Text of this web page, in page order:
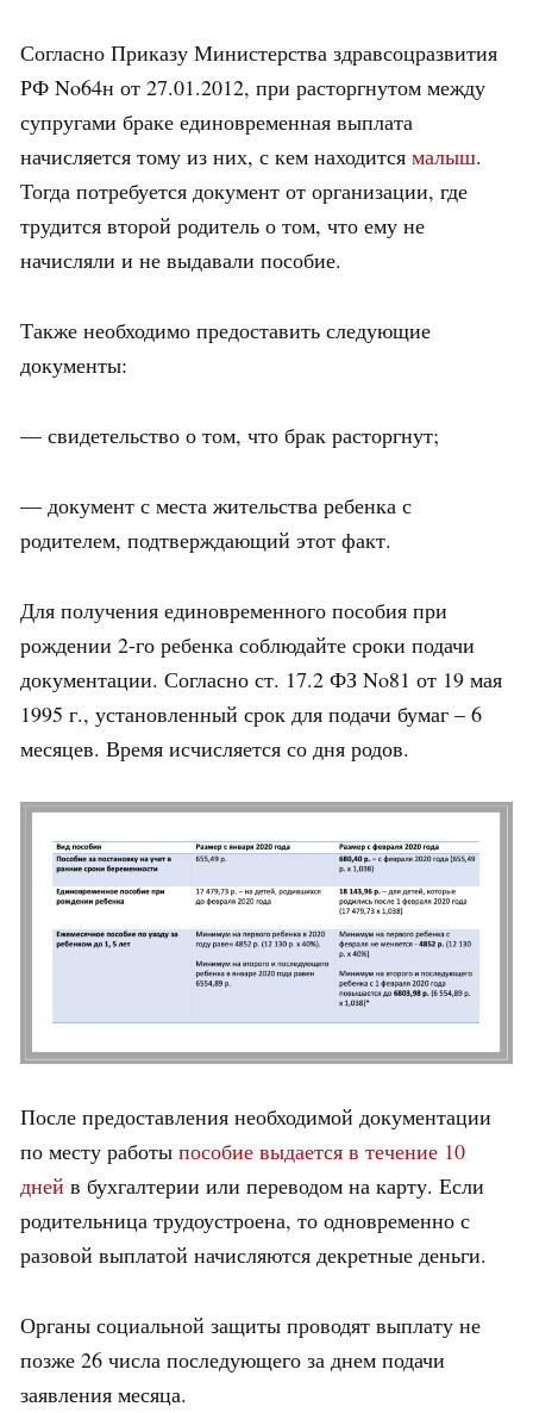
Согласно Приказу Министерства здравсоцразвития
РФ No64н от 27.01.2012, при расторгнутом между
супругами браке единовременная выплата
начисляется тому из них, с кем находится малыш.
Тогда потребуется документ от организации, где
трудится второй родитель о том, что ему не
начисляли и не выдавали пособие.
Также необходимо предоставить следующие
документы:
— свидетельство о том, что брак расторгнут;
— документ с места жительства ребенка с
родителем, подтверждающий этот факт.
Для получения единовременного пособия при
рождении 2-го ребенка соблюдайте сроки подачи
документации. Согласно ст. 17.2 ФЗ No81 от 19 мая
1995 г., установленный срок для подачи бумаг – 6
месяцев. Время исчисляется со дня родов.
После предоставления необходимой документации
по месту работы пособие выдается в течение 10
дней в бухгалтерии или переводом на карту. Если
родительница трудоустроена, то одновременно с
разовой выплатой начисляются декретные деньги.
Органы социальной защиты проводят выплату не
позже 26 числа последующего за днем подачи
заявления месяца.